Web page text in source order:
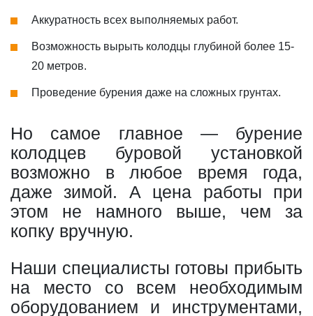
Аккуратность всех выполняемых работ.
Возможность вырыть колодцы глубиной более 15-
20 метров.
Проведение бурения даже на сложных грунтах.
Но самое главное — бурение
колодцев буровой установкой
возможно в любое время года,
даже зимой. А цена работы при
этом не намного выше, чем за
копку вручную.
Наши специалисты готовы прибыть
на место со всем необходимым
оборудованием и инструментами,